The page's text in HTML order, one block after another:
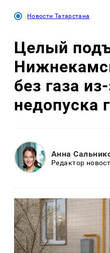
Новости Татарстана
Целый
без газа
недопуска
Анна
Редактор